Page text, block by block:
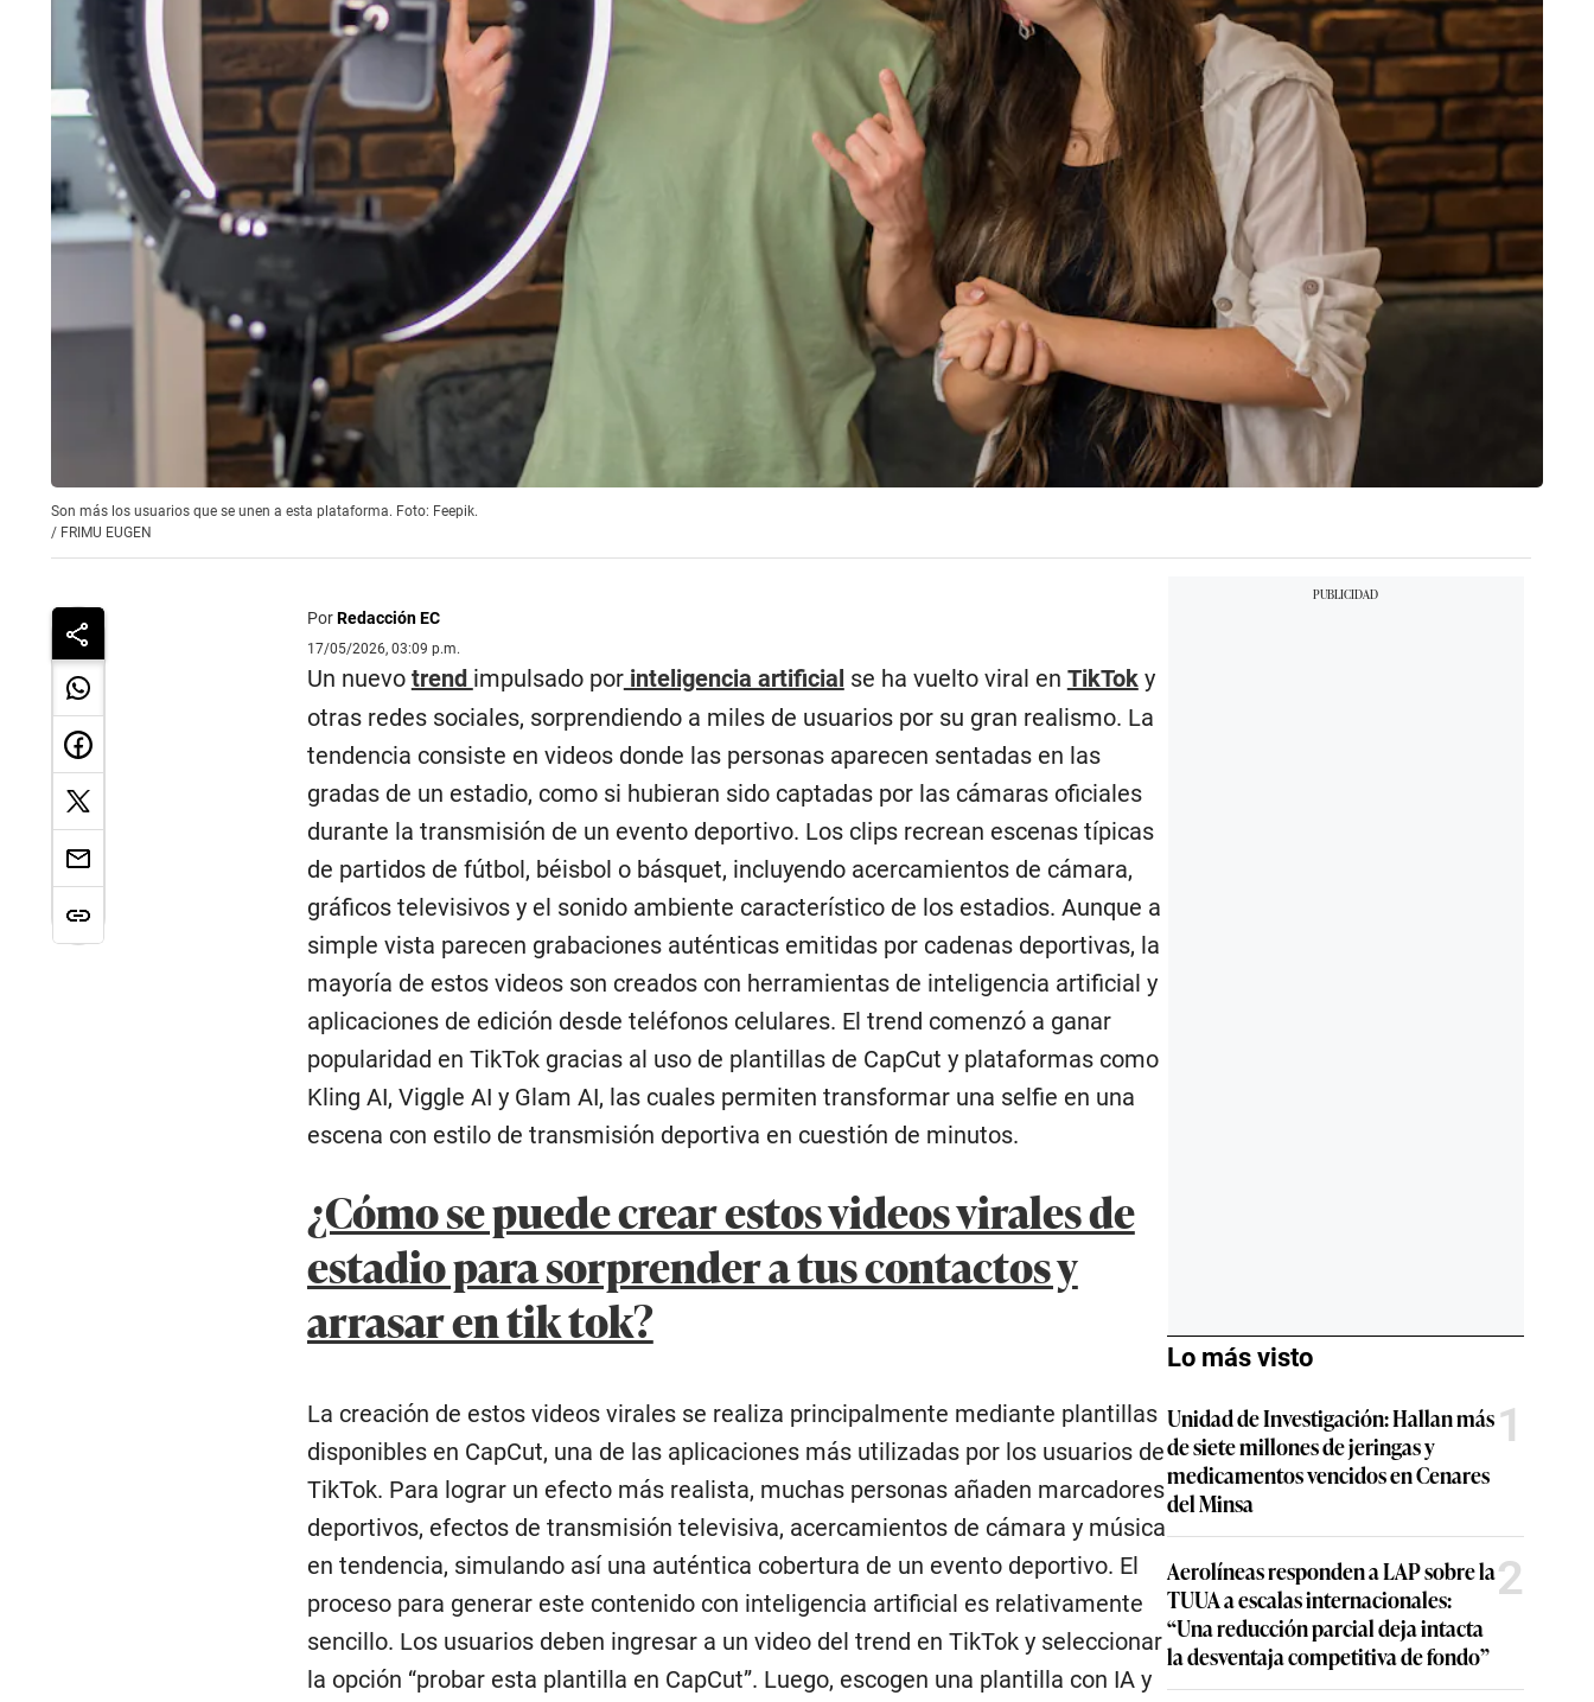
Son más los usuarios que se unen a esta plataforma. Foto: Feepik.
/ FRIMU EUGEN
PorRedacción EC
17/05/2026, 03:09 p.m.
Un nuevo trend impulsado porinteligencia artificial se ha vuelto viral en TikToky
otras redes sociales, sorprendiendo a miles de usuarios por su gran realismo. La
tendencia consiste en videos donde las personas aparecen sentadas en las
gradas de un estadio, como si hubieran sido captadas por las cámaras oficiales
durante la transmisión de un evento deportivo. Los clips recrean escenas típicas
de partidos de fútbol, béisbol o básquet, incluyendo acercamientos de cámara,
gráficos televisivos y el sonido ambiente característico de los estadios. Aunque a
simple vista parecen grabaciones auténticas emitidas por cadenas deportivas, la
mayoría de estos videos son creados con herramientas de inteligencia artificial y
aplicaciones de edición desde teléfonos celulares. El trend comenzó a ganar
popularidad en TikTok gracias al uso de plantillas de CapCut y plataformas como
Kling AI, Viggle AI y Glam AI, las cuales permiten transformar una selfie en una
escena con estilo de transmisión deportiva en cuestión de minutos.
¿Cómo se puede crear estos videos virales de
estadio para sorprender a tus contactos y
arrasar en tik tok?
La creación de estos videos virales se realiza principalmente mediante plantillas
disponibles en CapCut, una de las aplicaciones más utilizadas por los usuarios de
TikTok. Para lograr un efecto más realista, muchas personas añaden marcadores
deportivos, efectos de transmisión televisiva, acercamientos de cámara y música
en tendencia, simulando así una auténtica cobertura de un evento deportivo. El
proceso para generar este contenido con inteligencia artificial es relativamente
sencillo. Los usuarios deben ingresar a un video del trend en TikTok y seleccionar
la opción “probar esta plantilla en CapCut”. Luego, escogen una plantilla con IA y
Lo más visto
Unidad de Investigación: Hallan más
de siete millones de jeringas y
medicamentos vencidos en Cenares
del Minsa
1
Aerolíneas responden a LAP sobre la
TUUA a escalas internacionales:
“Una reducción parcial deja intacta
la desventaja competitiva de fondo”
2